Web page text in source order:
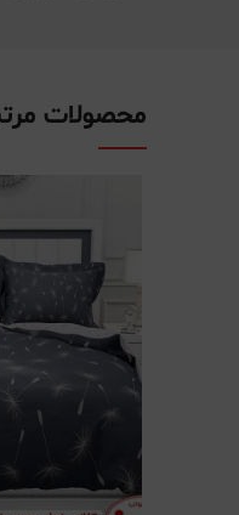
محصولات